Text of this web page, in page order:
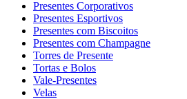
Presentes Corporativos
Presentes Esportivos
Presentes com Biscoitos
Presentes com Champagne
Torres de Presente
Tortas e Bolos
Vale-Presentes
Velas